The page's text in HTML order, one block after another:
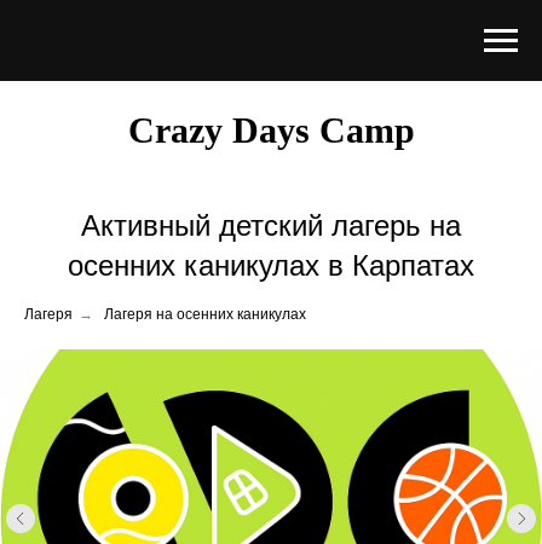
Crazy Days Camp
Активный детский лагерь на
осенних каникулах в Карпатах
Лагеря → Лагеря на осенних каникулах